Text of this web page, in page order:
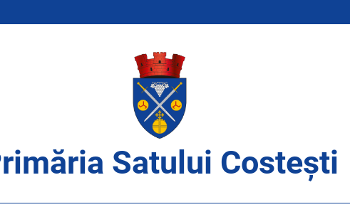
Satului Costești